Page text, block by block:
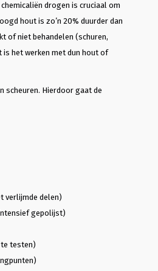
drogen is cruciaal om
hout is zo’n 20% duurder dan
of niet behandelen (schuren,
het werken met dun hout of
scheuren. Hierdoor gaat de
verlijmde delen)
gepolijst)
te testen)